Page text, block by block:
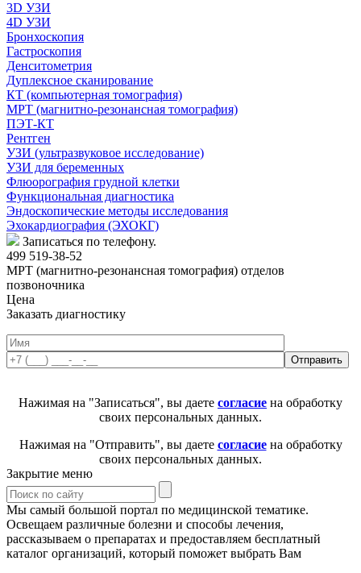
3D УЗИ
4D УЗИ
Бронхоскопия
Гастроскопия
Денситометрия
Дуплексное сканирование
КТ (компьютерная томография)
МРТ (магнитно-резонансная томография)
ПЭТ-КТ
Рентген
УЗИ (ультразвуковое исследование)
УЗИ для беременных
Флюорография грудной клетки
Функциональная диагностика
Эндоскопические методы исследования
Эхокардиография (ЭХОКГ)
Записаться по телефону.
499 519-38-52
МРТ (магнитно-резонансная томография) отделов
позвоночника
Цена
Заказать диагностику
Нажимая на "Записаться", вы даете согласие на обработку
своих персональных данных.
Нажимая на "Отправить", вы даете согласиена обработку
своих персональных данных.
Закрытие меню
Мы самый большой портал по медицинской тематике.
Освещаем различные болезни и способы лечения,
рассказываем о препаратах и предоставляем бесплатный
каталог организаций, который поможет выбрать Вам